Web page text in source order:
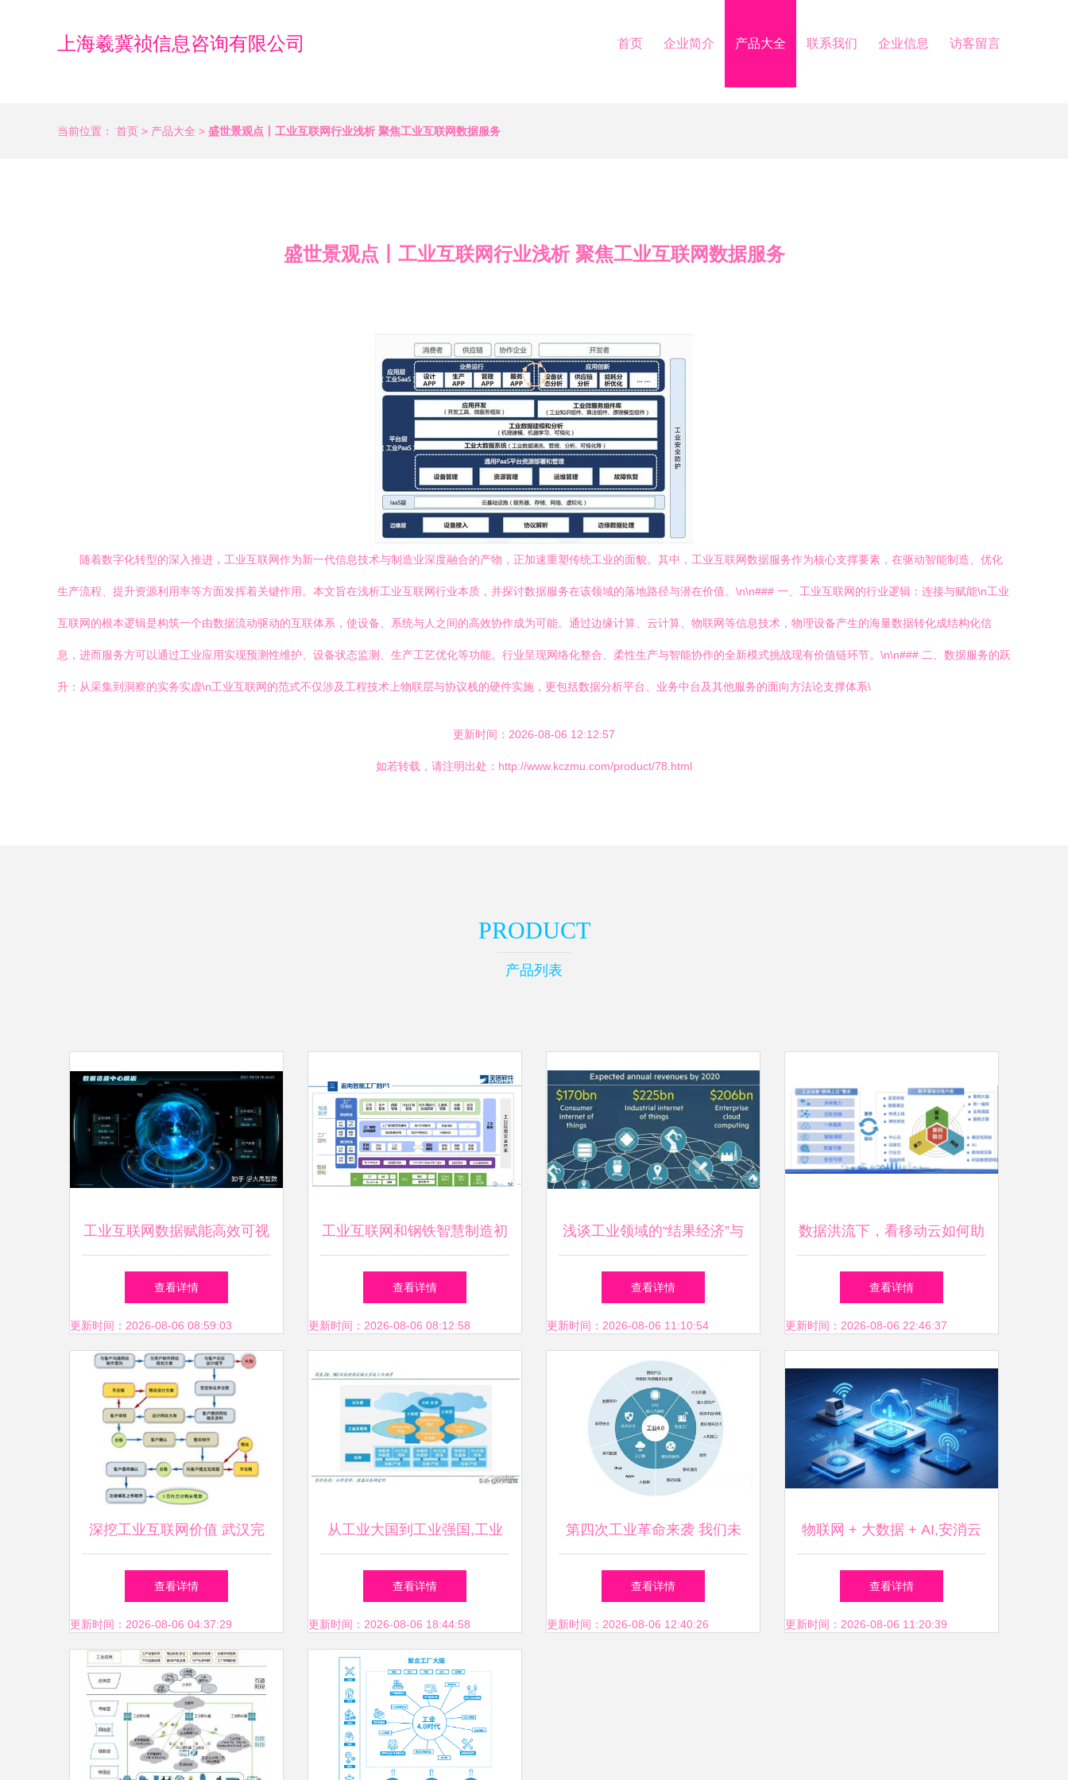
上海羲冀祯信息咨询有限公司 首页 企业简介 产品大全 联系我们 企业信息 访客留言
当前位置： 首页 > 产品大全 > 盛世景观点丨工业互联网行业浅析 聚焦工业互联网数据服务
盛世景观点丨工业互联网行业浅析 聚焦工业互联网数据服务
随着数字化转型的深入推进，工业互联网作为新一代信息技术与制造业深度融合的产物，正加速重塑传统工业的面貌。其中，工业互联网数据服务作为核心支撑要素，在驱动智能制造、优化
生产流程、提升资源利用率等方面发挥着关键作用。本文旨在浅析工业互联网行业本质，并探讨数据服务在该领域的落地路径与潜在价值。\n\n### 一、工业互联网的行业逻辑：连接与赋能\n工业
互联网的根本逻辑是构筑一个由数据流动驱动的互联体系，使设备、系统与人之间的高效协作成为可能。通过边缘计算、云计算、物联网等信息技术，物理设备产生的海量数据转化成结构化信
息，进而服务方可以通过工业应用实现预测性维护、设备状态监测、生产工艺优化等功能。行业呈现网络化整合、柔性生产与智能协作的全新模式挑战现有价值链环节。\n\n### 二、数据服务的跃
升：从采集到洞察的实务实虚\n工业互联网的范式不仅涉及工程技术上物联层与协议栈的硬件实施，更包括数据分析平台、业务中台及其他服务的面向方法论支撑体系\
更新时间：2026-08-06 12:12:57
如若转载，请注明出处：http://www.kczmu.com/product/78.html
PRODUCT
产品列表
工业互联网数据赋能高效可视
化展示，助力智能决策与数据
服务新生态
查看详情
更新时间：2026-08-06 08:59:03
工业互联网和钢铁智慧制造初
探-宝信软件
查看详情
更新时间：2026-08-06 08:12:58
浅谈工业领域的“结果经济”与
工业互联网数据服务
查看详情
更新时间：2026-08-06 11:10:54
数据洪流下，看移动云如何助
中国工业数字化一臂之力
查看详情
更新时间：2026-08-06 22:46:37
深挖工业互联网价值 武汉完
美网络助力企业数字化转型
查看详情
更新时间：2026-08-06 04:37:29
从工业大国到工业强国,工业
互联网肩负重任
查看详情
更新时间：2026-08-06 18:44:58
第四次工业革命来袭 我们未
来如何生活——工业互联网数
据服务重构日常
查看详情
更新时间：2026-08-06 12:40:26
物联网 + 大数据 + AI,安消云
打造工业园区智慧消防解决方
案
查看详情
更新时间：2026-08-06 11:20:39